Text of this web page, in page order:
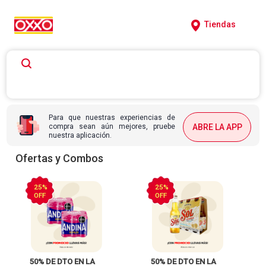
Tiendas
Para que nuestras experiencias de
compra sean aún mejores, pruebe
nuestra aplicación.
ABRE LA APP
Ofertas y Combos
25%
OFF
50% DE DTO EN LA
25%
OFF
50% DE DTO EN LA